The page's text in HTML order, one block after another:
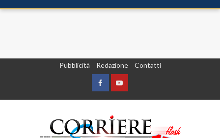
Pubblicità Redazione Contatti
FacebookYountube